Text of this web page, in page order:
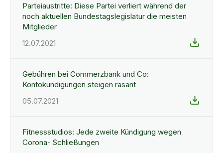
Parteiaustritte: Diese Partei verliert während der
noch aktuellen Bundestagslegislatur die meisten
Mitglieder
12.07.2021
Gebühren bei Commerzbank und Co:
Kontokündigungen steigen rasant
05.07.2021
Fitnessstudios: Jede zweite Kündigung wegen
Corona- Schließungen